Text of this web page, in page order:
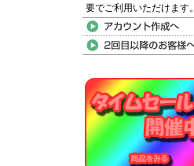
要でご利用いただけます。